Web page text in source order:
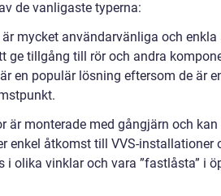
de vanligaste typerna:
mycket användarvänliga och enkla
ge tillgång till rör och andra
en populär lösning eftersom de är
är monterade med gångjärn och
enkel åtkomst till VVS-installationer
olika vinklar och vara ”fastlåsta” i